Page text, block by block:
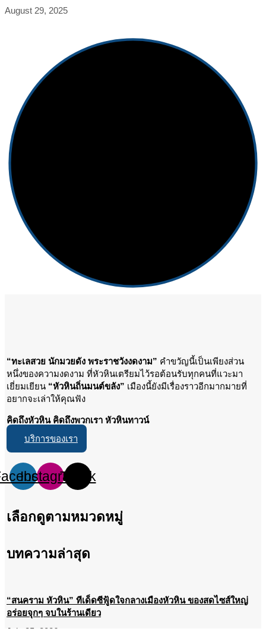
August 29, 2025
“ทะเลสวย นักมวยดัง พระราชวังงดงาม” คำขวัญนี้เป็นเพียงส่วน
หนึ่งของความงดงาม ที่หัวหินเตรียมไว้รอต้อนรับทุกคนที่แวะมา
เยี่ยมเยียน “หัวหินถิ่นมนต์ขลัง” เมืองนี้ยังมีเรื่องราวอีกมากมายที่
อยากจะเล่าให้คุณฟัง
คิดถึงหัวหิน คิดถึงพวกเรา หัวหินทาวน์
บริการของเรา
InstagramTiktok
เลือกดูตามหมวดหมู่
บทความล่าสุด
“สนคราม หัวหิน” ทีเด็ดซีฟู้ดใจกลางเมืองหัวหิน ของสดไซส์ใหญ่
อร่อยจุกๆ จบในร้านเดียว
July 25, 2026